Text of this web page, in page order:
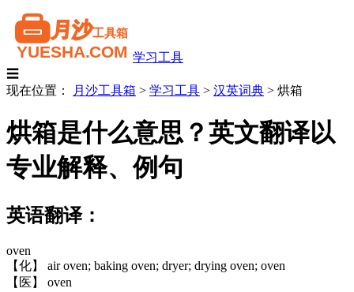
学习工具
☰
现在位置：
月沙工具箱 > 学习工具 > 汉英词典 > 烘箱
烘箱是什么意思？英文翻译以
专业解释、例句
英语翻译：
oven
【化】 air oven; baking oven; dryer; drying oven; oven
【医】 oven